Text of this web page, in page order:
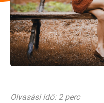
Olvasási idő: 2 perc